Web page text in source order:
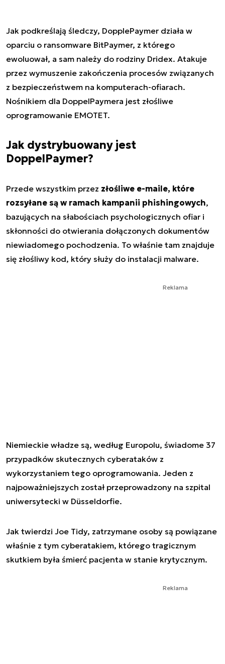
Jak podkreślają śledczy, DopplePaymer działa w
oparciu o ransomware BitPaymer, z którego
ewoluował, a sam należy do rodziny Dridex. Atakuje
przez wymuszenie zakończenia procesów związanych
z bezpieczeństwem na komputerach-ofiarach.
Nośnikiem dla DoppelPaymera jest złośliwe
oprogramowanie EMOTET.
Jak dystrybuowany jest
DoppelPaymer?
Przede wszystkim przez złośliwe e-maile, które
rozsyłane są w ramach kampanii phishingowych,
bazujących na słabościach psychologicznych ofiar i
skłonności do otwierania dołączonych dokumentów
niewiadomego pochodzenia. To właśnie tam znajduje
się złośliwy kod, który służy do instalacji malware.
Reklama
Niemieckie władze są, według Europolu, świadome 37
przypadków skutecznych cyberataków z
wykorzystaniem tego oprogramowania. Jeden z
najpoważniejszych został przeprowadzony na szpital
uniwersytecki w Düsseldorfie.
Jak twierdzi Joe Tidy, zatrzymane osoby są powiązane
właśnie z tym cyberatakiem, którego tragicznym
skutkiem była śmierć pacjenta w stanie krytycznym.
Reklama